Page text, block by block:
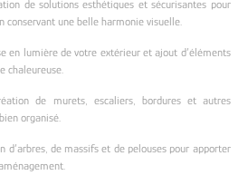
de solutions esthétiques et sécurisantes pour
conservant une belle harmonie visuelle.
en lumière de votre extérieur et ajout d’éléments
chaleureuse.
de murets, escaliers, bordures et autres
organisé.
d’arbres, de massifs et de pelouses pour apporter